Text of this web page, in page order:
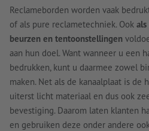
Reclameborden worden vaak
of als pure reclametechniek. Ook
beurzen en tentoonstellingen
aan hun doel. Want wanneer u een
bedrukken, kunt u daarmee zowel
maken. Net als de kanaalplaat is de
uiterst licht materiaal en dus ook
bevestiging. Daarom laten klanten
en gebruiken deze onder andere ook